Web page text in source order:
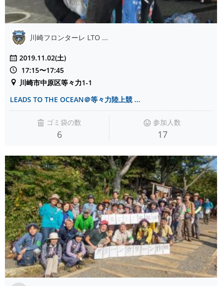
川崎フロンターレ LTO ...
2019.11.02(土)
17:15〜17:45
川崎市中原区等々力1-1
LEADS TO THE OCEAN＠等々力陸上競 ...
ゴミ袋の数
6
参加人数
17